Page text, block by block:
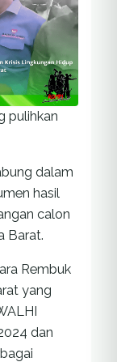
pulihkan
dalam
hasil
calon
Barat.
Rembuk
yang
dan